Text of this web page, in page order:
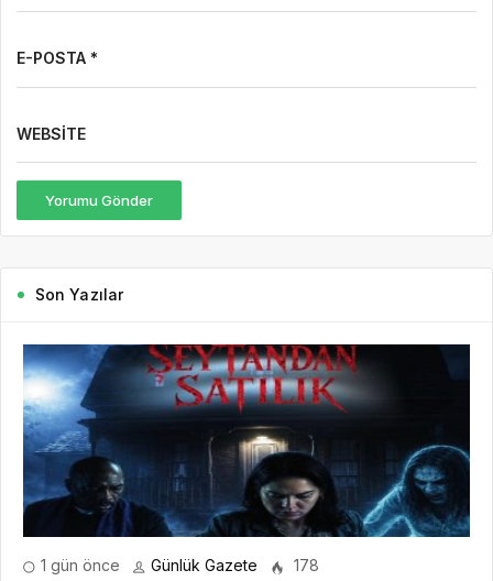
E-POSTA *
WEBSITE
Yorumu Gönder
Son Yazılar
1 gün önce Günlük Gazete 178